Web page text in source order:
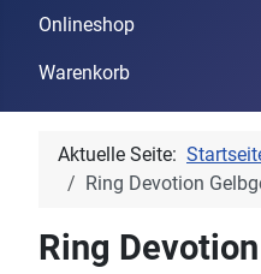
Onlineshop
Warenkorb
Aktuelle Seite:
Ring Devotion
Ring